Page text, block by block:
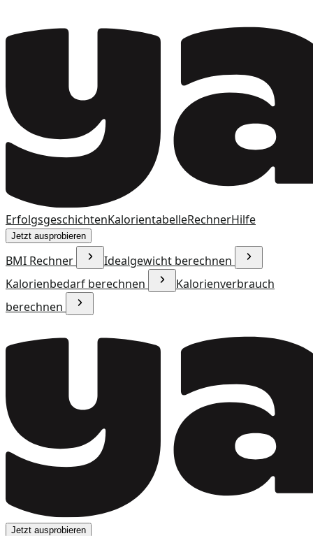
ErfolgsgeschichtenKalorientabelleRechnerHilfe
Jetzt ausprobieren
BMI Rechner
Idealgewicht berechnen
Kalorienbedarf berechnen
Kalorienverbrauch
berechnen
Jetzt ausprobieren